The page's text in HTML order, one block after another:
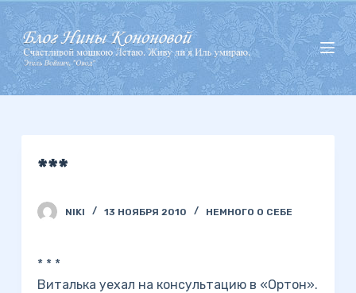
П
е
р
е
й
***
NIKI 13 НОЯБРЯ 2010 НЕМНОГО О СЕБЕ
* * *
Виталька уехал на консультацию в «Ортон».